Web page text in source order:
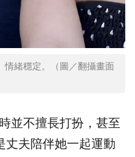
情緒穩定。（圖／翻攝畫面
並不擅長打扮，甚至
丈夫陪伴她一起運動